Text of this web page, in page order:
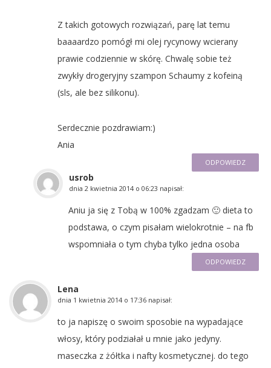
Z takich gotowych rozwiązań, parę lat temu
baaaardzo pomógł mi olej rycynowy wcierany
prawie codziennie w skórę. Chwalę sobie też
zwykły drogeryjny szampon Schaumy z kofeiną
(sls, ale bez silikonu).
Serdecznie pozdrawiam:)
Ania
ODPOWIEDZ
usrob
dnia 2 kwietnia 2014 o 06:23 napisał:
Aniu ja się z Tobą w 100% zgadzam 🙂 dieta to
podstawa, o czym pisałam wielokrotnie – na fb
wspomniała o tym chyba tylko jedna osoba
ODPOWIEDZ
Lena
dnia 1 kwietnia 2014 o 17:36 napisał:
to ja napiszę o swoim sposobie na wypadające
włosy, który podziałał u mnie jako jedyny.
maseczka z żółtka i nafty kosmetycznej. do tego